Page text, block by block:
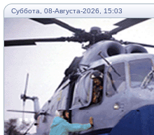
Суббота, 08-Августа-2026, 15:03
...